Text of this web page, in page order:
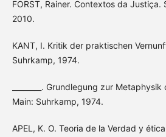
FORST, Rainer. Contextos da Justiça.
2010.
KANT, I. Kritik der praktischen
Suhrkamp, 1974.
________. Grundlegung zur
Main: Suhrkamp, 1974.
APEL, K. O. Teoria de la Verdad y